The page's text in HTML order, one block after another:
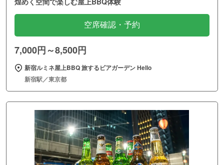
空席確認・予約
7,000円～8,500円
新宿ルミネ屋上BBQ 旅するビアガーデン Hello
新宿駅／東京都